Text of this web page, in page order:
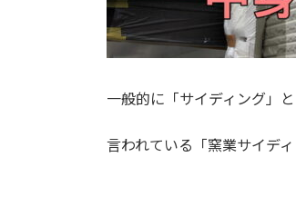
一般的に「サイディング」と
言われている「窯業サイディ